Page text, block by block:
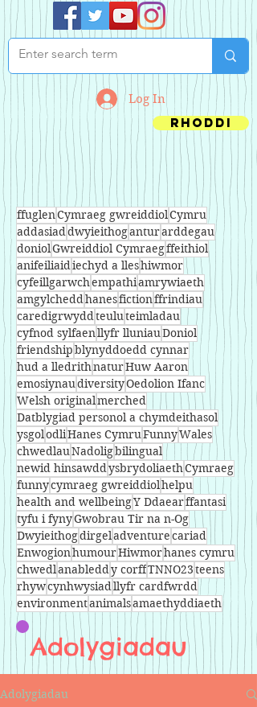
Log In
Rhoddi
ffuglenCymraeg gwreiddiolCymru
addasiaddwyieithoganturarddegau
doniolGwreiddiol Cymraegffeithiol
anifeiliaidiechyd a lleshiwmor
cyfeillgarwchempathiamrywiaeth
amgylcheddhanesfictionffrindiau
caredigrwyddteuluteimladau
cyfnod sylfaenllyfr lluniauDoniol
friendshipblynyddoedd cynnar
hud a lledrithnaturHuw Aaron
emosiynaudiversityOedolion Ifanc
Welsh originalmerched
Datblygiad personol a chymdeithasol
ysgolodliHanes CymruFunnyWales
chwedlauNadoligbilingual
newid hinsawddysbrydoliaethCymraeg
funnycymraeg gwreiddiolhelpu
health and wellbeingY Ddaearffantasi
tyfu i fynyGwobrau Tir na n-Og
Dwyieithogdirgeladventurecariad
EnwogionhumourHiwmorhanes cymru
chwedlanableddy corffTNNO23teens
rhywcynhwysiadllyfr cardfwrdd
environmentanimalsamaethyddiaeth
Adolygiadau
Adolygiadau